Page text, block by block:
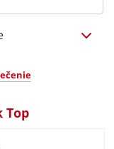
Top